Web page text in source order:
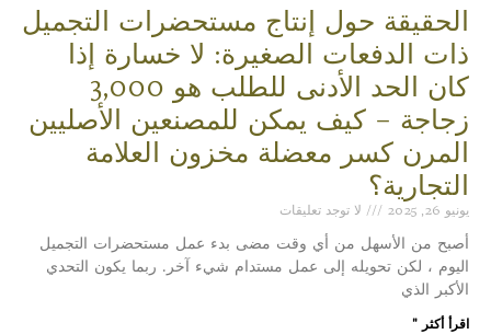
الحقيقة حول إنتاج مستحضرات التجميل
ذات الدفعات الصغيرة: لا خسارة إذا
كان الحد الأدنى للطلب هو 3,000
زجاجة – كيف يمكن للمصنعين الأصليين
المرن كسر معضلة مخزون العلامة
التجارية؟
يونيو 26, 2025 لا توجد تعليقات
أصبح من الأسهل من أي وقت مضى بدء عمل مستحضرات التجميل
اليوم ، لكن تحويله إلى عمل مستدام شيء آخر. ربما يكون التحدي
الأكبر الذي
اقرأ أكثر "